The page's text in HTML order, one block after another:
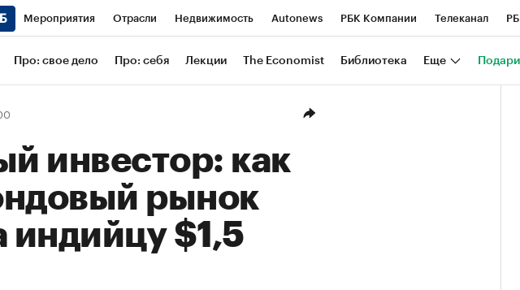
Мероприятия Отрасли Недвижимость Autonews РБК Компании Телеканал
РБК Life Тренды Визионеры Национальные проекты Город
Про: свое дело Про: себя Лекции The Economist Библиотека Еще
инвестор: как
рынок
индийцу $1,5